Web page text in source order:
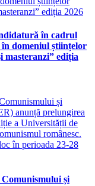
în cadrul
domeniul științelor
masteranzi” ediția
și